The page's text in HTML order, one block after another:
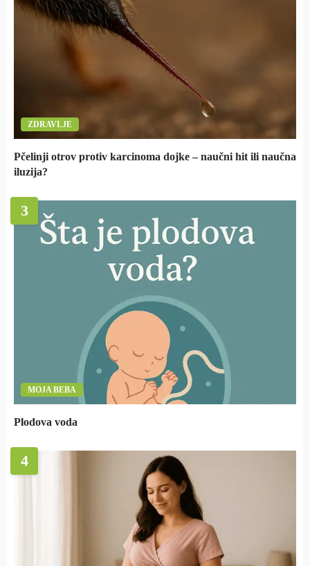
ZDRAVLJE
Pčelinji otrov protiv karcinoma dojke – naučni hit ili naučna
iluzija?
3
MOJA BEBA
Plodova voda
4